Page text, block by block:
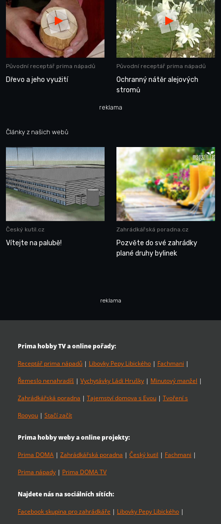
Původní receptář prima nápadů
Dřevo a jeho využití
Původní receptář prima nápadů
Ochranný nátěr alejových
stromů
reklama
Články z našich webů
Český kutil.cz
Vítejte na palubě!
Zahrádkářská poradna.cz
Pozvěte do své zahrádky
plané druhy bylinek
reklama
Prima hobby TV a online pořady:
Receptář prima nápadů | Libovky Pepy Libického | Fachmani |
Řemeslo nenahradíš | Vychytávky Ládi Hrušky | Minutový manžel |
Zahrádkářská poradna | Tajemství domova s Evou | Tvoření s
Rooyou | Stačí začít
Prima hobby weby a online projekty:
Prima DOMA | Zahrádkářská poradna | Český kutil | Fachmani |
Prima nápady | Prima DOMA TV
Najdete nás na sociálních sítích:
Facebook skupina pro zahrádkáře | Libovky Pepy Libického |